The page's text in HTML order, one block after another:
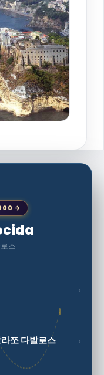
→
스
›
쪼 다발로스 ›